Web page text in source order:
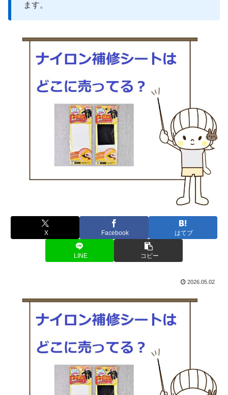
ます。
X Facebook はてブ
LINE コピー
2026.05.02